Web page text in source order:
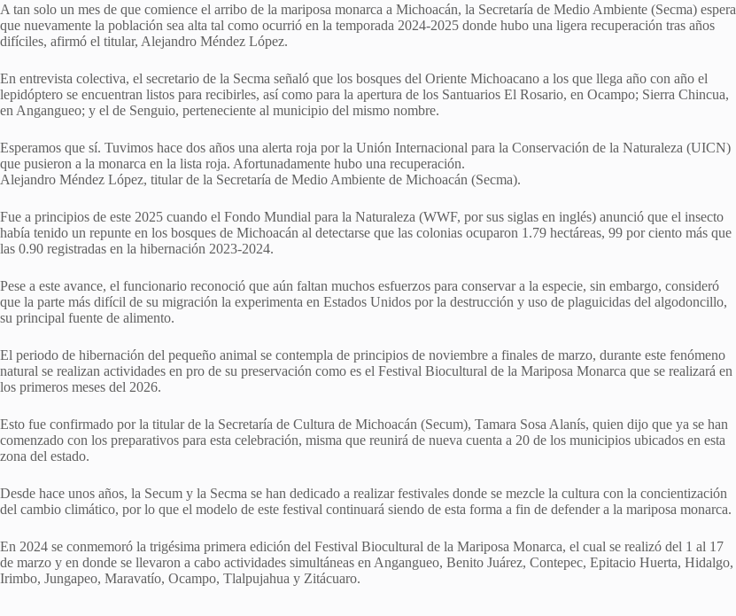
A tan solo un mes de que comience el arribo de la mariposa monarca a Michoacán, la Secretaría de Medio Ambiente (Secma) espera
que nuevamente la población sea alta tal como ocurrió en la temporada 2024-2025 donde hubo una ligera recuperación tras años
difíciles, afirmó el titular, Alejandro Méndez López.
En entrevista colectiva, el secretario de la Secma señaló que los bosques del Oriente Michoacano a los que llega año con año el
lepidóptero se encuentran listos para recibirles, así como para la apertura de los Santuarios El Rosario, en Ocampo; Sierra Chincua,
en Angangueo; y el de Senguio, perteneciente al municipio del mismo nombre.
Esperamos que sí. Tuvimos hace dos años una alerta roja por la Unión Internacional para la Conservación de la Naturaleza (UICN)
que pusieron a la monarca en la lista roja. Afortunadamente hubo una recuperación.
Alejandro Méndez López, titular de la Secretaría de Medio Ambiente de Michoacán (Secma).
Fue a principios de este 2025 cuando el Fondo Mundial para la Naturaleza (WWF, por sus siglas en inglés) anunció que el insecto
había tenido un repunte en los bosques de Michoacán al detectarse que las colonias ocuparon 1.79 hectáreas, 99 por ciento más que
las 0.90 registradas en la hibernación 2023-2024.
Pese a este avance, el funcionario reconoció que aún faltan muchos esfuerzos para conservar a la especie, sin embargo, consideró
que la parte más difícil de su migración la experimenta en Estados Unidos por la destrucción y uso de plaguicidas del algodoncillo,
su principal fuente de alimento.
El periodo de hibernación del pequeño animal se contempla de principios de noviembre a finales de marzo, durante este fenómeno
natural se realizan actividades en pro de su preservación como es el Festival Biocultural de la Mariposa Monarca que se realizará en
los primeros meses del 2026.
Esto fue confirmado por la titular de la Secretaría de Cultura de Michoacán (Secum), Tamara Sosa Alanís, quien dijo que ya se han
comenzado con los preparativos para esta celebración, misma que reunirá de nueva cuenta a 20 de los municipios ubicados en esta
zona del estado.
Desde hace unos años, la Secum y la Secma se han dedicado a realizar festivales donde se mezcle la cultura con la concientización
del cambio climático, por lo que el modelo de este festival continuará siendo de esta forma a fin de defender a la mariposa monarca.
En 2024 se conmemoró la trigésima primera edición del Festival Biocultural de la Mariposa Monarca, el cual se realizó del 1 al 17
de marzo y en donde se llevaron a cabo actividades simultáneas en Angangueo, Benito Juárez, Contepec, Epitacio Huerta, Hidalgo,
Irimbo, Jungapeo, Maravatío, Ocampo, Tlalpujahua y Zitácuaro.